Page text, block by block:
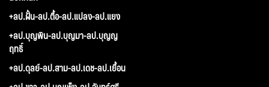
+ลป.ฝั้น-ลป.ตื้อ-ลป.แปลง-ลป.แยง
+ลป.บุญพิน-ลป.บุญมา-ลป.บุญญ
ฤทธิ์
+ลป.ดุลย์-ลป.สาม-ลป.เดช-ลป.เยื้อน